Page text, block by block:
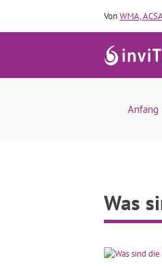
VonWMA,
Anfang
Was